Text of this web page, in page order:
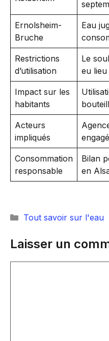
Ernolsheim-
Bruche
Eau
Restrictions
d’utilisation
Le
eu
Impact sur les
habitants
Acteurs
impliqués
Consommation
responsable
Bilan
en
Catégories
Tout savoir sur l'eau
Laisser un